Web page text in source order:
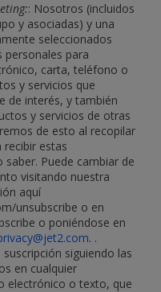
: Nosotros (incluidos
y asociadas) y una
seleccionados
personales para
carta, teléfono o
y servicios que
de interés, y también
y servicios de otras
de esto al recopilar
recibir estas
Puede cambiar de
visitando nuestra
aquí
unsubscribe o en
o poniéndose en
. .
siguiendo las
en cualquier
electrónico o texto, que